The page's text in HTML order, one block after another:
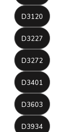
D3120
D3227
D3272
D3401
D3603
D3934